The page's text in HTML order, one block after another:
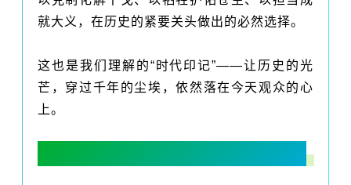
就大义，在历史的紧要关头做出的必然选择。
这也是我们理解的“时代印记”——让历史的光
芒，穿过千年的尘埃，依然落在今天观众的心
上。